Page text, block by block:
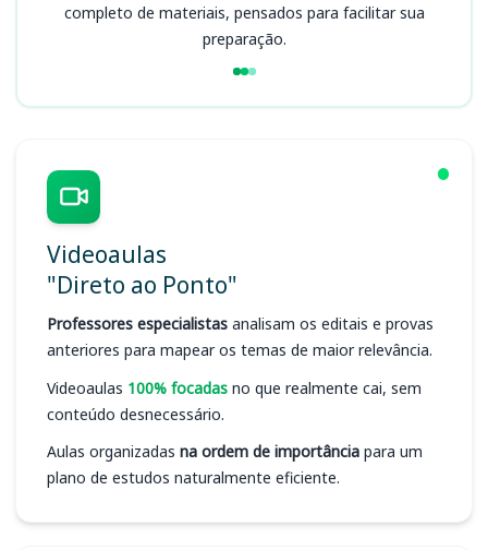
completo de materiais, pensados para facilitar sua
preparação.
Videoaulas
"Direto ao Ponto"
Professores especialistas analisam os editais e provas
anteriores para mapear os temas de maior relevância.
Videoaulas 100% focadas no que realmente cai, sem
conteúdo desnecessário.
Aulas organizadas na ordem de importância para um
plano de estudos naturalmente eficiente.